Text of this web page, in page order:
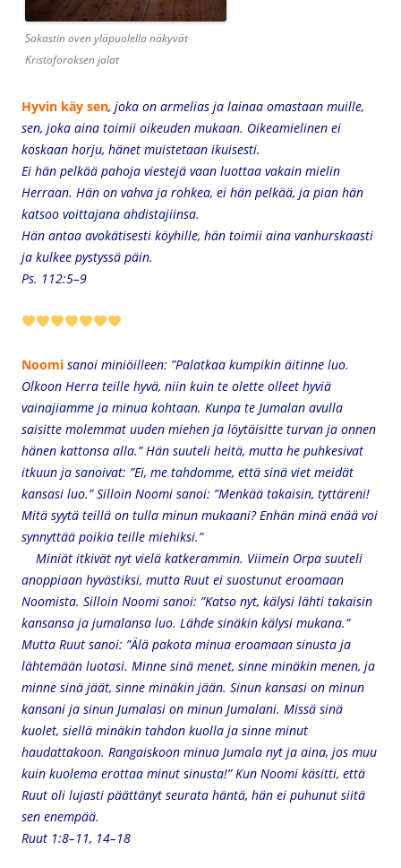
Sakastin oven yläpuolella näkyvät
Kristoforoksen jalat
Hyvin käy sen, joka on armelias ja lainaa omastaan muille,
sen, joka aina toimii oikeuden mukaan. Oikeamielinen ei
koskaan horju, hänet muistetaan ikuisesti.
Ei hän pelkää pahoja viestejä vaan luottaa vakain mielin
Herraan. Hän on vahva ja rohkea, ei hän pelkää, ja pian hän
katsoo voittajana ahdistajiinsa.
Hän antaa avokätisesti köyhille, hän toimii aina vanhurskaasti
ja kulkee pystyssä päin.
Ps. 112:5–9
Noomi sanoi miniöilleen: ”Palatkaa kumpikin äitinne luo.
Olkoon Herra teille hyvä, niin kuin te olette olleet hyviä
vainajiamme ja minua kohtaan. Kunpa te Jumalan avulla
saisitte molemmat uuden miehen ja löytäisitte turvan ja onnen
hänen kattonsa alla.” Hän suuteli heitä, mutta he puhkesivat
itkuun ja sanoivat: ”Ei, me tahdomme, että sinä viet meidät
kansasi luo.” Silloin Noomi sanoi: ”Menkää takaisin, tyttäreni!
Mitä syytä teillä on tulla minun mukaani? Enhän minä enää voi
synnyttää poikia teille miehiksi.”
Miniät itkivät nyt vielä katkerammin. Viimein Orpa suuteli
anoppiaan hyvästiksi, mutta Ruut ei suostunut eroamaan
Noomista. Silloin Noomi sanoi: ”Katso nyt, kälysi lähti takaisin
kansansa ja jumalansa luo. Lähde sinäkin kälysi mukana.”
Mutta Ruut sanoi: ”Älä pakota minua eroamaan sinusta ja
lähtemään luotasi. Minne sinä menet, sinne minäkin menen, ja
minne sinä jäät, sinne minäkin jään. Sinun kansasi on minun
kansani ja sinun Jumalasi on minun Jumalani. Missä sinä
kuolet, siellä minäkin tahdon kuolla ja sinne minut
haudattakoon. Rangaiskoon minua Jumala nyt ja aina, jos muu
kuin kuolema erottaa minut sinusta!” Kun Noomi käsitti, että
Ruut oli lujasti päättänyt seurata häntä, hän ei puhunut siitä
sen enempää.
Ruut 1:8–11, 14–18